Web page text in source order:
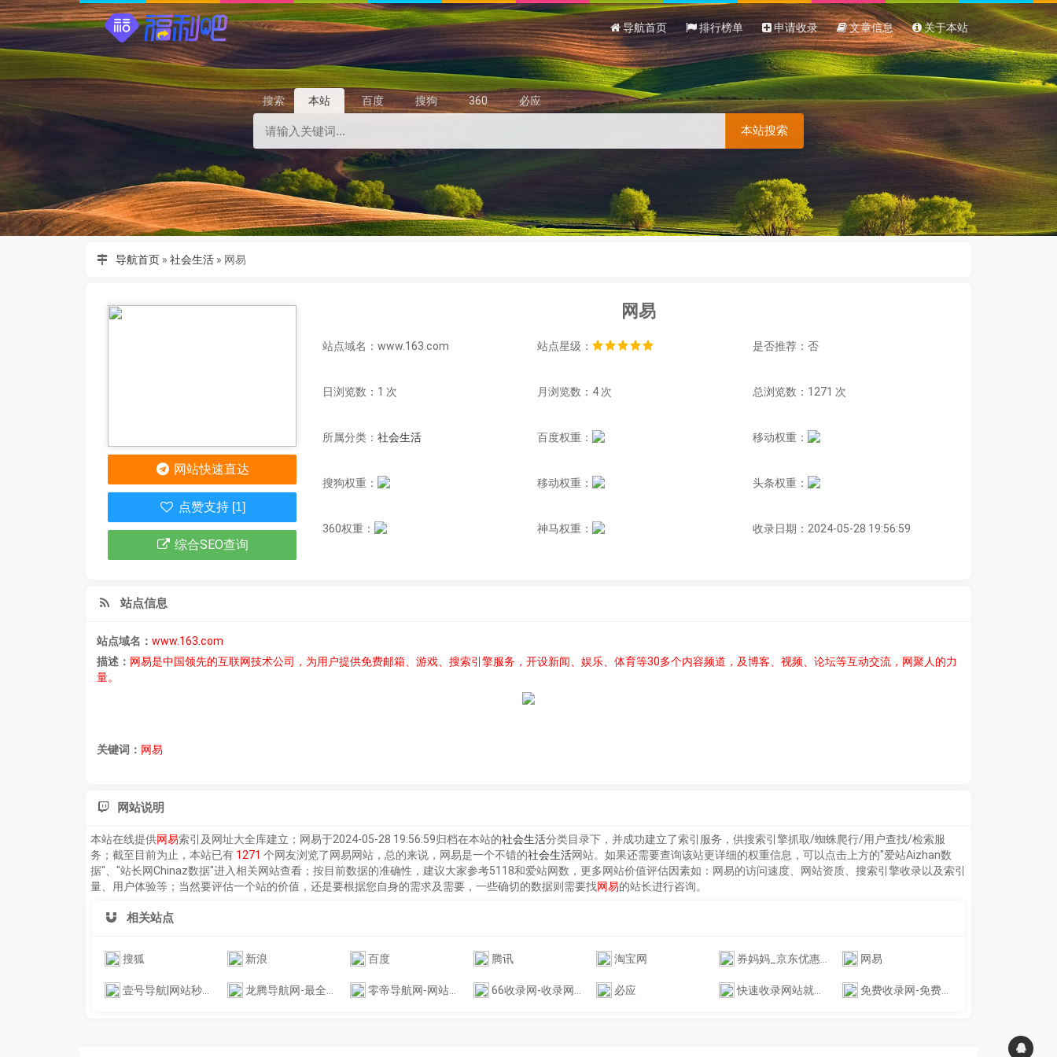
导航首页 排行榜单 申请收录 文章信息 关于本站
搜索 本站 百度 搜狗 360 必应
本站搜索
导航首页» 社会生活» 网易
网易
站点域名：www.163.com 站点星级： 是否推荐：否
日浏览数：1 次 月浏览数：4 次 总浏览数：1271 次
所属分类： 社会生活 百度权重： 移动权重：
搜狗权重： 移动权重： 头条权重：
360权重： 神马权重： 收录日期：2024-05-28 19:56:59
网站快速直达
点赞支持 [1]
综合SEO查询
站点信息
站点域名： www.163.com
描述： 网易是中国领先的互联网技术公司，为用户提供免费邮箱、游戏、搜索引擎服务，开设新闻、娱乐、体育等30多个内容频道，及博客、视频、论坛等互动交流，网聚人的力
量。
关键词： 网易
网站说明
本站在线提供网易索引及网址大全库建立； 网易于2024-05-28 19:56:59归档在本站的社会生活分类目录下，并成功建立了索引服务，供搜索引擎抓取/蜘蛛爬行/用户查找/检索服
务；截至目前为止，本站已有 1271 个网友浏览了 网易网站，总的来说， 网易是一个不错的社会生活网站。如果还需要查询该站更详细的权重信息，可以点击上方的"爱站Aizhan数
据"、"站长网Chinaz数据"进入相关网站查看；按目前数据的准确性，建议大家参考5118和爱站网数，更多网站价值评估因素如： 网易的访问速度、网站资质、搜索引擎收录以及索引
量、用户体验等；当然要评估一个站的价值，还是要根据您自身的需求及需要，一些确切的数据则需要找网易的站长进行咨询。
相关站点
搜狐 新浪 百度 腾讯 淘宝网 券妈妈_京东优惠券,淘宝优惠券,拼多多优惠券,唯品会优惠券,饿了么优惠券,美团外卖优惠券 网易
壹号导航|网站秒收录|收录网站|导航网站|1号导航|1hdh|1hao导航 龙腾导航网-最全的导航网站 零帝导航网-网站收录-分类目录-网址导航-收录网站-零D导航 66收录网-收录网_免费收录网站_自动收录网_秒收录 必应 快速收录网站就来-目录导航网 免费收录网-免费网站收录平台